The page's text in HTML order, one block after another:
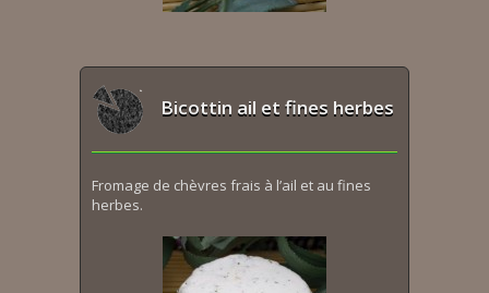
Bicottin ail et fines herbes
Fromage de chèvres frais à l’ail et au fines
herbes.